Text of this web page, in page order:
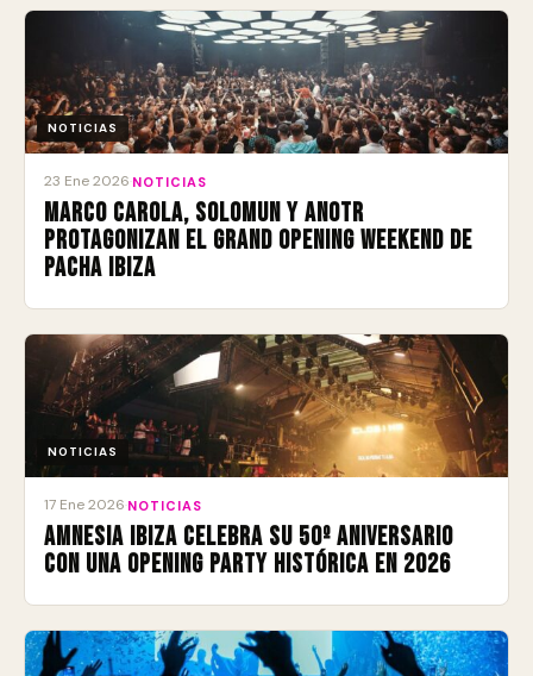
NOTICIAS
23 Ene 2026 NOTICIAS
Marco Carola, Solomun y ANOTR
protagonizan el Grand Opening Weekend de
Pacha Ibiza
NOTICIAS
17 Ene 2026 NOTICIAS
Amnesia Ibiza celebra su 50º aniversario
con una Opening Party histórica en 2026